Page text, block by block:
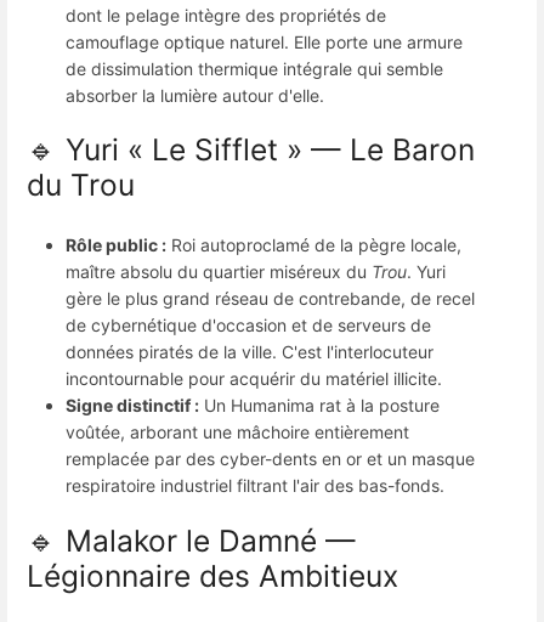
dont le pelage intègre des propriétés de
camouflage optique naturel. Elle porte une armure
de dissimulation thermique intégrale qui semble
absorber la lumière autour d'elle.
🔹 Yuri « Le Sifflet » — Le Baron
du Trou
Rôle public : Roi autoproclamé de la pègre locale,
maître absolu du quartier miséreux du Trou. Yuri
gère le plus grand réseau de contrebande, de recel
de cybernétique d'occasion et de serveurs de
données piratés de la ville. C'est l'interlocuteur
incontournable pour acquérir du matériel illicite.
Signe distinctif : Un Humanima rat à la posture
voûtée, arborant une mâchoire entièrement
remplacée par des cyber-dents en or et un masque
respiratoire industriel filtrant l'air des bas-fonds.
🔹 Malakor le Damné —
Légionnaire des Ambitieux